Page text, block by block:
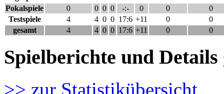
Pokalspiele
0 0 0 0 -:- 0 0
0
Testspiele
4 4 0 0 17:6 +11 0
0
gesamt
4 4 0 0 17:6 +11 0 0
Spielberichte und
>> zur Statistikübersicht